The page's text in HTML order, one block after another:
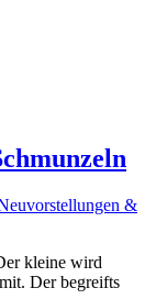
&
kleine wird
Der begreifts